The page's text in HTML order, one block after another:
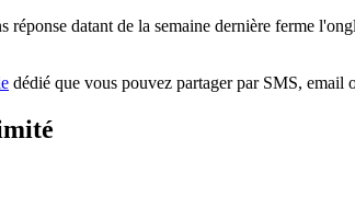
datant de la semaine dernière ferme
dédié que vous pouvez partager par SMS, email